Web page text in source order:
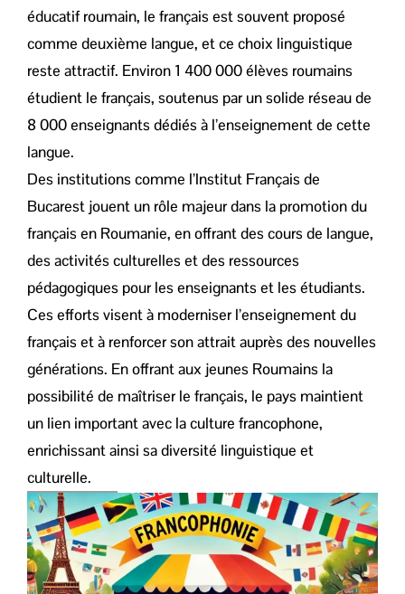
éducatif roumain, le français est souvent proposé
comme deuxième langue, et ce choix linguistique
reste attractif. Environ 1 400 000 élèves roumains
étudient le français, soutenus par un solide réseau de
8 000 enseignants dédiés à l’enseignement de cette
langue.
Des institutions comme l’Institut Français de
Bucarest jouent un rôle majeur dans la promotion du
français en Roumanie, en offrant des cours de langue,
des activités culturelles et des ressources
pédagogiques pour les enseignants et les étudiants.
Ces efforts visent à moderniser l’enseignement du
français et à renforcer son attrait auprès des nouvelles
générations. En offrant aux jeunes Roumains la
possibilité de maîtriser le français, le pays maintient
un lien important avec la culture francophone,
enrichissant ainsi sa diversité linguistique et
culturelle.